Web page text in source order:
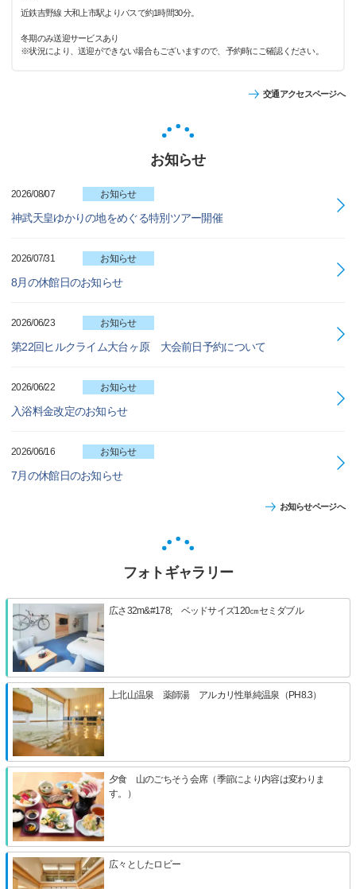
近鉄吉野線 大和上市駅よりバスで約1時間30分。
冬期のみ送迎サービスあり
※状況により、送迎ができない場合もございますので、予約時にご確認ください。
交通アクセスページへ
お知らせ
2026/08/07 お知らせ
神武天皇ゆかりの地をめぐる特別ツアー開催
2026/07/31 お知らせ
8月の休館日のお知らせ
2026/06/23 お知らせ
第22回ヒルクライム大台ヶ原 大会前日予約について
2026/06/22 お知らせ
入浴料金改定のお知らせ
2026/06/16 お知らせ
7月の休館日のお知らせ
お知らせページへ
フォトギャラリー
広さ32m&#178; ベッドサイズ120㎝セミダブル
上北山温泉 薬師湯 アルカリ性単純温泉（PH8.3）
夕食 山のごちそう会席（季節により内容は変わりま
す。）
広々としたロビー